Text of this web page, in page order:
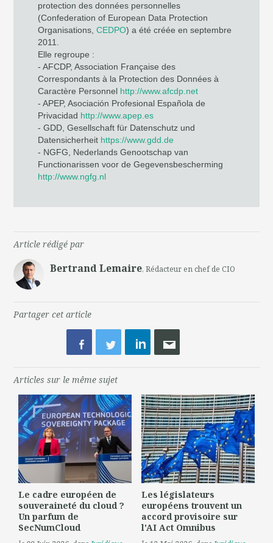
protection des données personnelles
(Confederation of European Data Protection
Organisations,CEDPO) a été créée en septembre
2011.
Elle regroupe :
- AFCDP, Association Française des
Correspondants à la Protection des Données à
Caractère Personnel http://www.afcdp.net
- APEP, Asociación Profesional Española de
Privacidad http://www.apep.es
- GDD, Gesellschaft für Datenschutz und
Datensicherheit https://www.gdd.de
- NGFG, Nederlands Genootschap van
Functionarissen voor de Gegevensbescherming
http://www.ngfg.nl
Article rédigé par
Bertrand Lemaire, Rédacteur en chef de CIO
Partager cet article
Articles sur le même sujet
Le cadre européen de
souveraineté du cloud ?
Un parfum de
SecNumCloud
Les législateurs
européens trouvent un
accord provisoire sur
l'AI Act Omnibus